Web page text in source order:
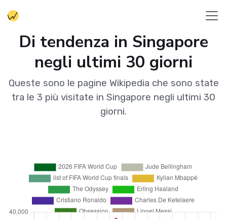
Di tendenza in Singapore
negli ultimi 30 giorni
Queste sono le pagine Wikipedia che sono state
tra le 3 più visitate in Singapore negli ultimi 30
giorni.